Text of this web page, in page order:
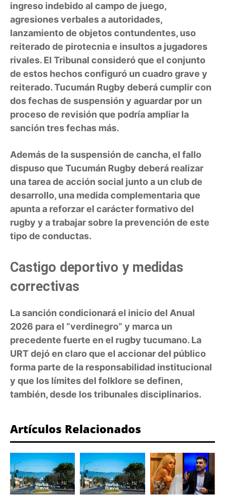
ingreso indebido al campo de juego,
agresiones verbales a autoridades,
lanzamiento de objetos contundentes, uso
reiterado de pirotecnia e insultos a jugadores
rivales. El Tribunal consideró que el conjunto
de estos hechos configuró un cuadro grave y
reiterado. Tucumán Rugby deberá cumplir con
dos fechas de suspensión y aguardar por un
proceso de revisión que podría ampliar la
sanción tres fechas más.
Además de la suspensión de cancha, el fallo
dispuso que Tucumán Rugby deberá realizar
una tarea de acción social junto a un club de
desarrollo, una medida complementaria que
apunta a reforzar el carácter formativo del
rugby y a trabajar sobre la prevención de este
tipo de conductas.
Castigo deportivo y medidas
correctivas
La sanción condicionará el inicio del Anual
2026 para el “verdinegro” y marca un
precedente fuerte en el rugby tucumano. La
URT dejó en claro que el accionar del público
forma parte de la responsabilidad institucional
y que los límites del folklore se definen,
también, desde los tribunales disciplinarios.
Artículos Relacionados